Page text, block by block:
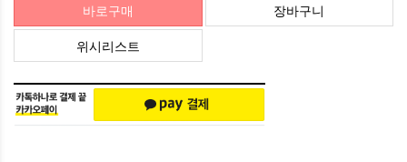
바로구매
장바구니
위시리스트